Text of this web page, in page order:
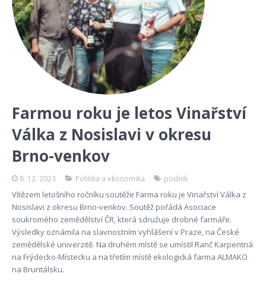
Farmou roku je letos Vinařství
Válka z Nosislavi v okresu
Brno-venkov
8. 12. 2023 Politika a ekonomika podnik
Vítězem letošního ročníku soutěže Farma roku je Vinařství Válka z
Nosislavi z okresu Brno-venkov. Soutěž pořádá Asociace
soukromého zemědělství ČR, která sdružuje drobné farmáře.
Výsledky oznámila na slavnostním vyhlášení v Praze, na České
zemědělské univerzitě. Na druhém místě se umístil Ranč Karpentná
na Frýdecko-Místecku a na třetím místě ekologická farma ALMAKO
na Bruntálsku.